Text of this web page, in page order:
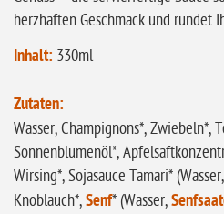
herzhaften Geschmack und rundet
Inhalt: 330ml
Zutaten:
Wasser, Champignons*, Zwiebeln*,
Sonnenblumenöl*,
Wirsing*, Sojasauce Tamari* (Wasser,
Knoblauch*,Senf* (Wasser,